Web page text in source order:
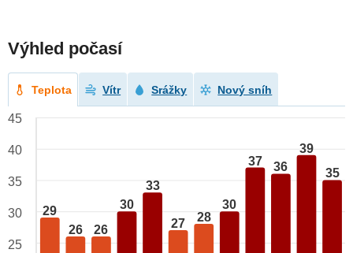
Výhled počasí
Teplota Vítr Srážky Nový sníh
29
26 26
30
33
27 28
30
37 36
39
35
45
40
35
30
25